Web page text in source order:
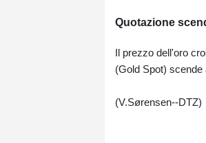
Quotazione
Il prezzo dell'oro
(Gold Spot) scende
(V.Sørensen--DTZ)